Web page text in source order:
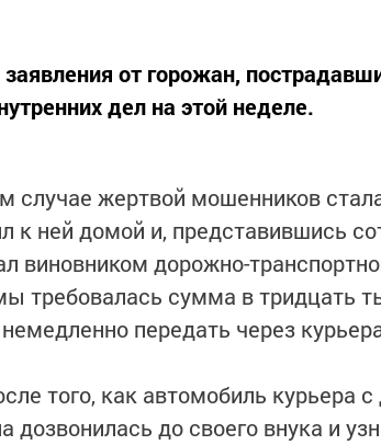
от горожан,
дел на этой неделе.
случае жертвой мошенников
к ней домой и, представившись
виновником дорожно-
требовалась сумма в тридцать
передать через
того, как автомобиль курьера
дозвонилась до своего внука и